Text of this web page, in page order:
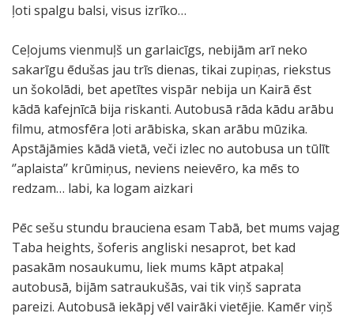
ļoti spalgu balsi, visus izrīko…
Ceļojums vienmuļš un garlaicīgs, nebijām arī neko
sakarīgu ēdušas jau trīs dienas, tikai zupiņas, riekstus
un šokolādi, bet apetītes vispār nebija un Kairā ēst
kādā kafejnīcā bija riskanti. Autobusā rāda kādu arābu
filmu, atmosfēra ļoti arābiska, skan arābu mūzika.
Apstājāmies kādā vietā, veči izlec no autobusa un tūlīt
‘’aplaista’’ krūmiņus, neviens neievēro, ka mēs to
redzam… labi, ka logam aizkari
Pēc sešu stundu brauciena esam Tabā, bet mums vajag
Taba heights, šoferis angliski nesaprot, bet kad
pasakām nosaukumu, liek mums kāpt atpakaļ
autobusā, bijām satraukušās, vai tik viņš saprata
pareizi. Autobusā iekāpj vēl vairāki vietējie. Kamēr viņš